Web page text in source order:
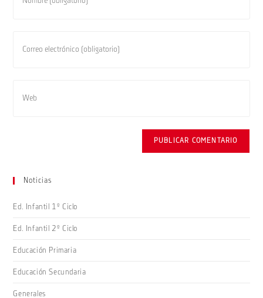
Noticias
Ed. Infantil 1º Ciclo
Ed. Infantil 2º Ciclo
Educación Primaria
Educación Secundaria
Generales